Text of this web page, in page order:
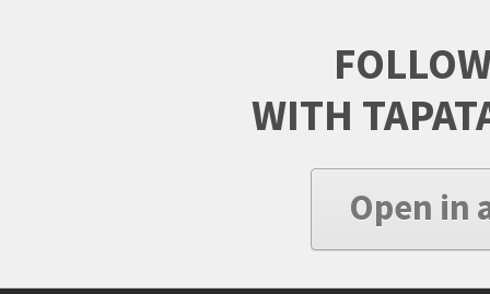
WITH
Open in